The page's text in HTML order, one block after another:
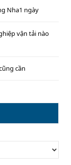
Nha1 ngày
vận tải nào
cần